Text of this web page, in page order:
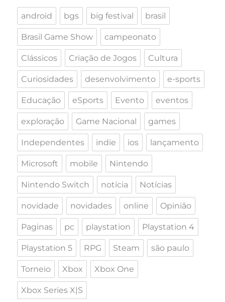
android bgs big festival brasil
Brasil Game Show campeonato
Clássicos Criação de Jogos Cultura
Curiosidades desenvolvimento e-sports
Educação eSports Evento eventos
exploração Game Nacional games
Independentes indie ios lançamento
Microsoft mobile Nintendo
Nintendo Switch notícia Notícias
novidade novidades online Opinião
Paginas pc playstation Playstation 4
Playstation 5 RPG Steam são paulo
Torneio Xbox Xbox One
Xbox Series X|S